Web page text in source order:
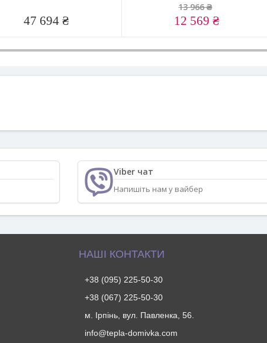
47 694 ₴
13 966 ₴
12 569 ₴
Viber чат
Напишіть нам у вайбер
НАШІ КОНТАКТИ
+38 (095) 225-50-30
+38 (067) 225-50-30
м. Ірпінь, вул. Павленка, 56.
info@tepla-domivka.com